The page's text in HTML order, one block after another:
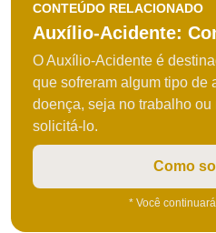
CONTEÚDO RELACIONADO
Auxílio-Acidente:
O Auxílio-Acidente é
que sofreram algum tipo de
doença, seja no trabalho
solicitá-lo.
Como
* Você